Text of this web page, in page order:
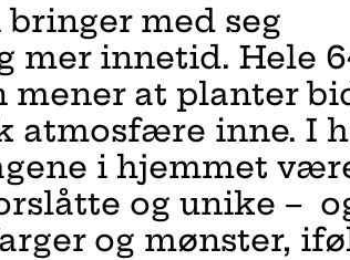
med seg
mer innetid. Hele
mener at planter
atmosfære inne. I
i hjemmet
og unike –
og mønster,